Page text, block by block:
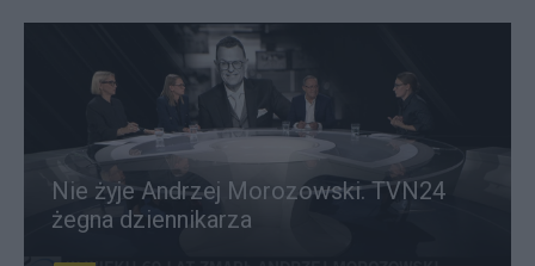
Nie żyje Andrzej Morozowski. TVN24
żegna dziennikarza